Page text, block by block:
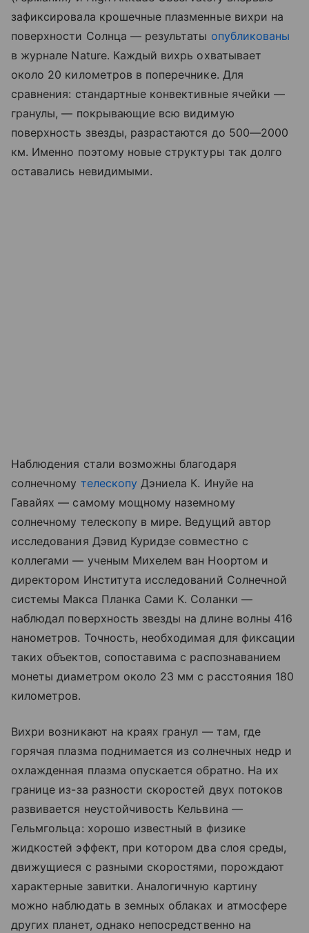
зафиксировала крошечные плазменные вихри на
поверхности Солнца — результаты опубликованы
в журнале Nature. Каждый вихрь охватывает
около 20 километров в поперечнике. Для
сравнения: стандартные конвективные ячейки —
гранулы, — покрывающие всю видимую
поверхность звезды, разрастаются до 500—2000
км. Именно поэтому новые структуры так долго
оставались невидимыми.
Наблюдения стали возможны благодаря
солнечному телескопу Дэниела К. Инуйе на
Гавайях — самому мощному наземному
солнечному телескопу в мире. Ведущий автор
исследования Дэвид Куридзе совместно с
коллегами — ученым Михелем ван Ноортом и
директором Института исследований Солнечной
системы Макса Планка Сами К. Соланки —
наблюдал поверхность звезды на длине волны 416
нанометров. Точность, необходимая для фиксации
таких объектов, сопоставима с распознаванием
монеты диаметром около 23 мм с расстояния 180
километров.
Вихри возникают на краях гранул — там, где
горячая плазма поднимается из солнечных недр и
охлажденная плазма опускается обратно. На их
границе из-за разности скоростей двух потоков
развивается неустойчивость Кельвина —
Гельмгольца: хорошо известный в физике
жидкостей эффект, при котором два слоя среды,
движущиеся с разными скоростями, порождают
характерные завитки. Аналогичную картину
можно наблюдать в земных облаках и атмосфере
других планет, однако непосредственно на